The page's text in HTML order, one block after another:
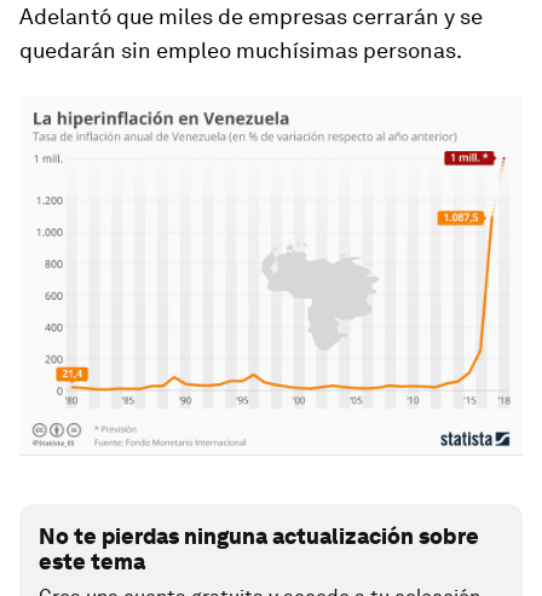
Adelantó que miles de empresas cerrarán y se
quedarán sin empleo muchísimas personas.
No te pierdas ninguna actualización sobre
este tema